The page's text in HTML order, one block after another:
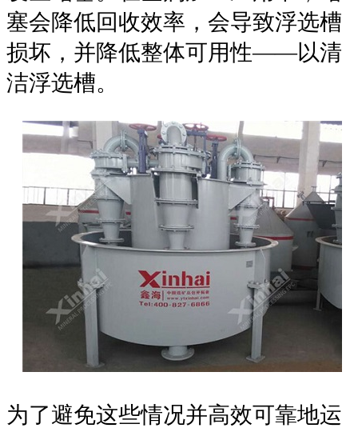
塞会降低回收效率，会导致浮选槽
损坏，并降低整体可用性——以清
洁浮选槽。
为了避免这些情况并高效可靠地运